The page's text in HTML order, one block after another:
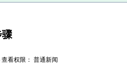
骤
查看权限： 普通新闻